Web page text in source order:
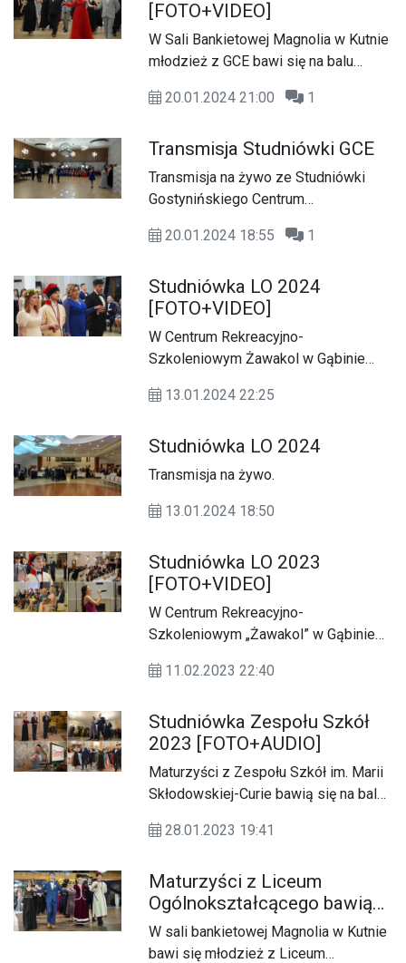
[FOTO+VIDEO]
W Sali Bankietowej Magnolia w Kutnie
młodzież z GCE bawi się na balu
20.01.2024 21:00
1
Transmisja Studniówki GCE
Transmisja na żywo ze Studniówki
Gostynińskiego Centrum
20.01.2024 18:55
1
Studniówka LO 2024
[FOTO+VIDEO]
W Centrum Rekreacyjno-
Szkoleniowym Żawakol w Gąbinie
Gostynin. Impreza potrwa do samego
13.01.2024 22:25
Studniówka LO 2024
Transmisja na żywo.
13.01.2024 18:50
Studniówka LO 2023
[FOTO+VIDEO]
W Centrum Rekreacyjno-
Szkoleniowym „Żawakol” w Gąbinie
młodzież z Liceum
Kościuszki.
11.02.2023 22:40
Studniówka Zespołu Szkół
2023 [FOTO+AUDIO]
Maturzyści z Zespołu Szkół im. Marii
Skłodowskiej-Curie bawią się na balu
Derol w Nagodowie.
28.01.2023 19:41
Maturzyści z Liceum
Ogólnokształcącego bawią
się na studniówce w Kutnie
[FOTO]
W sali bankietowej Magnolia w Kutnie
bawi się młodzież z Liceum